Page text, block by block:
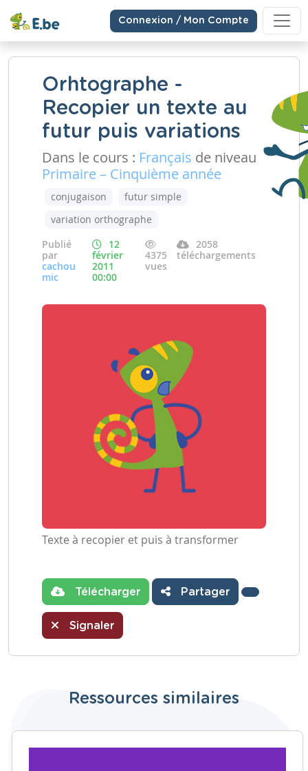
Connexion / Mon Compte
Orhtographe -
Recopier un texte au
futur puis variations
Dans le cours : Français de niveau
Primaire – Cinquième année
conjugaison
futur simple
variation orthographe
Publié
par
cachou
mic
12
février
2011
00:00
4375
vues
2058
téléchargements
Texte à recopier et puis à transformer
Télécharger Partager
Signaler
Ressources similaires